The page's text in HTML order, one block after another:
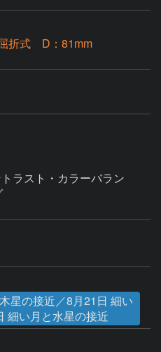
折式 D：81mm
ラスト・カラーバラン
星の接近／8月21日 細い
細い月と水星の接近